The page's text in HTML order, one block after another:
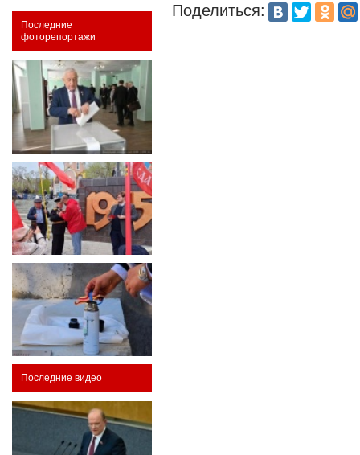
Последние
фоторепортажи
Последние видео
Поделиться: